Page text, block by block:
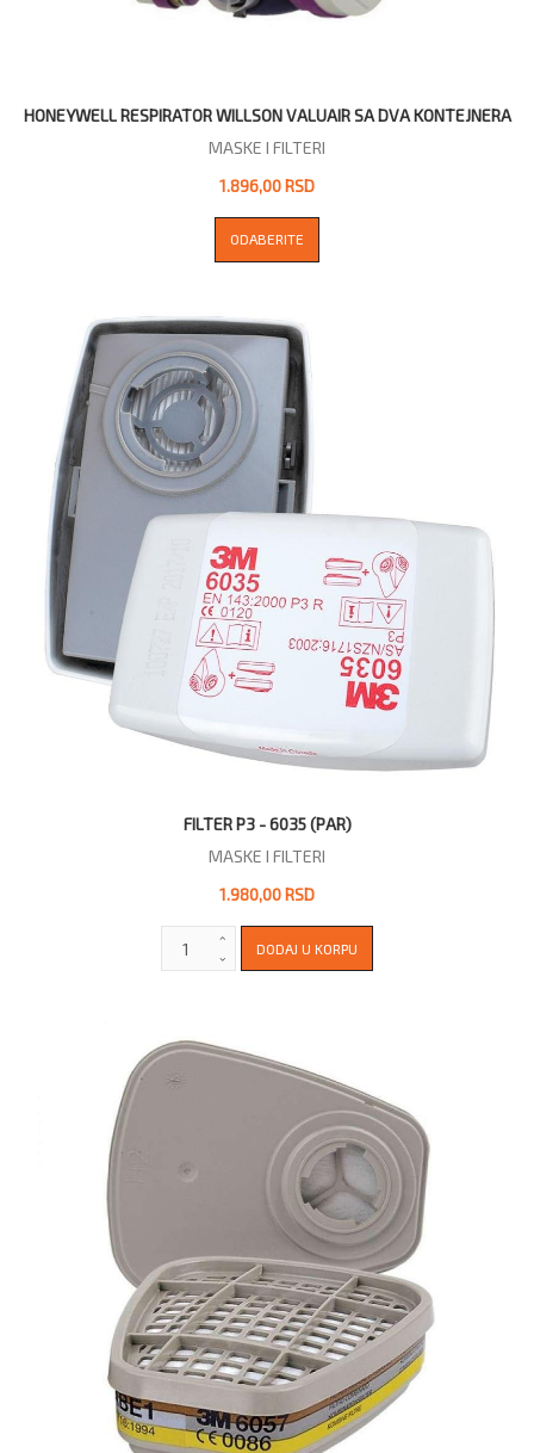
HONEYWELL RESPIRATOR WILLSON VALUAIR SA DVA KONTEJNERA
MASKE I FILTERI
1.896,00 RSD
ODABERITE
FILTER P3 - 6035 (PAR)
MASKE I FILTERI
1.980,00 RSD